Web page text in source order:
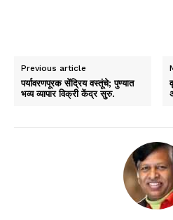
Previous article
पर्यावरणपूरक सेंद्रिय वस्तूंचे; पुण्यात
भव्य व्यापार विक्री केंद्र सुरु.